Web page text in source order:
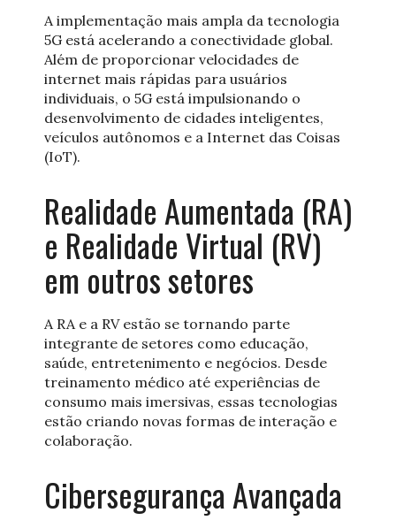
A implementação mais ampla da tecnologia
5G está acelerando a conectividade global.
Além de proporcionar velocidades de
internet mais rápidas para usuários
individuais, o 5G está impulsionando o
desenvolvimento de cidades inteligentes,
veículos autônomos e a Internet das Coisas
(IoT).
Realidade Aumentada (RA)
e Realidade Virtual (RV)
em outros setores
A RA e a RV estão se tornando parte
integrante de setores como educação,
saúde, entretenimento e negócios. Desde
treinamento médico até experiências de
consumo mais imersivas, essas tecnologias
estão criando novas formas de interação e
colaboração.
Cibersegurança Avançada